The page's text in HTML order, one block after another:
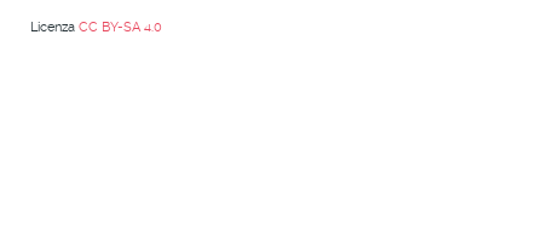
Licenza CC BY-SA 4.0